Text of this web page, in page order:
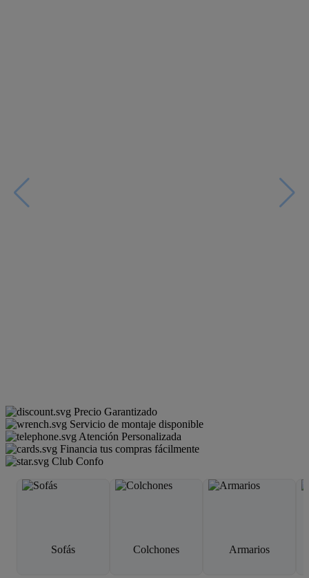
Precio Garantizado
Servicio de montaje disponible
Atención Personalizada
Financia tus compras fácilmente
Club Confo
Sofás Colchones Armarios